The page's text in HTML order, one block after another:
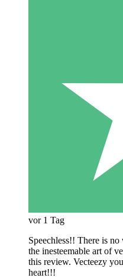
vor 1 Tag
Speechless!! There is
the inesteemable art of
this review. Vecteezy
heart!!!